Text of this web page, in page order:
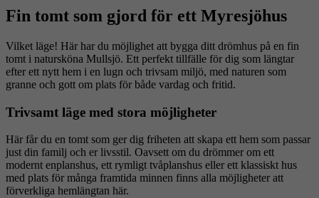
Fin tomt som gjord för ett Myresjöhus
Vilket läge! Här har du möjlighet att bygga ditt drömhus på en fin
tomt i natursköna Mullsjö. Ett perfekt tillfälle för dig som längtar
efter ett nytt hem i en lugn och trivsam miljö, med naturen som
granne och gott om plats för både vardag och fritid.
Trivsamt läge med stora möjligheter
Här får du en tomt som ger dig friheten att skapa ett hem som passar
just din familj och er livsstil. Oavsett om du drömmer om ett
modernt enplanshus, ett rymligt tvåplanshus eller ett klassiskt hus
med plats för många framtida minnen finns alla möjligheter att
förverkliga hemlängtan här.